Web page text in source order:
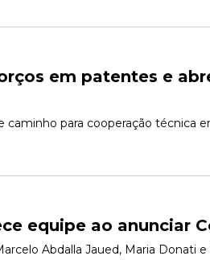
em patentes e
caminho para cooperação
equipe ao anunciar
Abdalla Jaued, Maria